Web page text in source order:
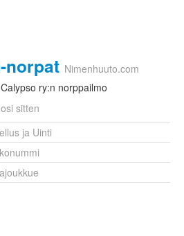
norpat Nimenhuuto.com
ry:n norppailmo
sitten
ja Uinti